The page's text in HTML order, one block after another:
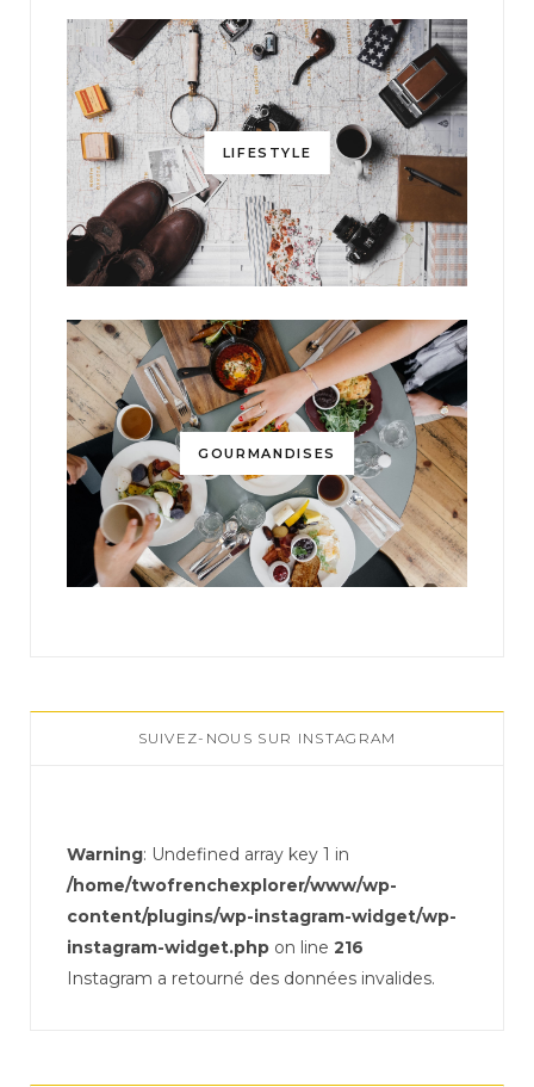
LIFESTYLE
GOURMANDISES
SUIVEZ-NOUS SUR INSTAGRAM
Warning: Undefined array key 1 in
/home/twofrenchexplorer/www/wp-
content/plugins/wp-instagram-widget/wp-
instagram-widget.php on line 216
Instagram a retourné des données invalides.